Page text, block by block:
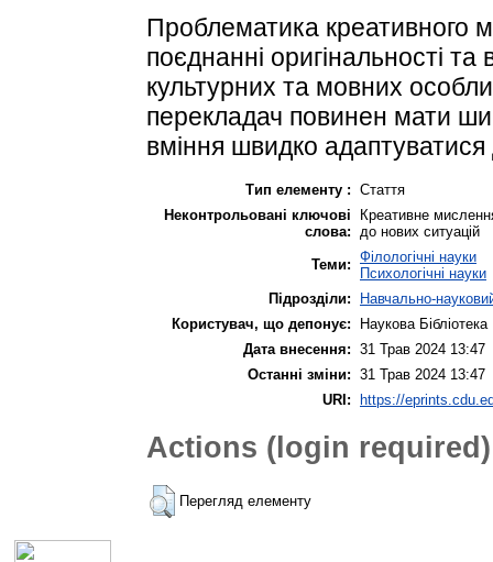
Проблематика креативного
поєднанні оригінальності
культурних та мовних
перекладач повинен мати
вміння швидко
Тип елементу : Стаття
Неконтрольовані ключові
слова:
Креативне
до нових ситуацій
Теми: Філологічні науки
Психологічні науки
Підрозділи:
Навчально-
Користувач, що депонує:
Наукова Бібліотека
Дата внесення: 31 Трав 2024 13:47
Останні зміни: 31 Трав 2024 13:47
URI: https://
Actions (login required)
Перегляд елементу